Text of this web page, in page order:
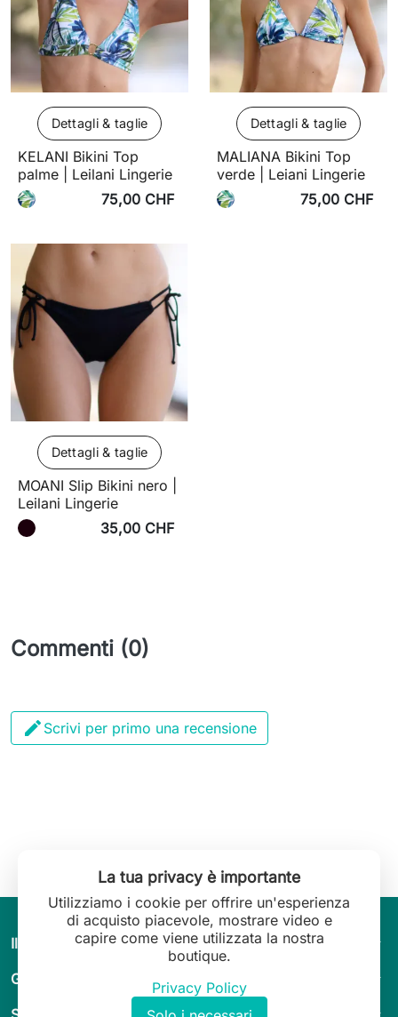
Dettagli & taglie
KELANI Bikini Top
palme | Leilani Lingerie
75,00 CHF
Dettagli & taglie
MALIANA Bikini Top
verde | Leiani Lingerie
75,00 CHF
Dettagli & taglie
MOANI Slip Bikini nero |
Leilani Lingerie
35,00 CHF
Commenti (0)
 Scrivi per primo una recensione
Il mondo di Leilani Lingerie arrow_drop_down
Guida & consigli arrow_drop_down
La tua privacy è importante
Utilizziamo i cookie per offrire un'esperienza
di acquisto piacevole, mostrare video e
capire come viene utilizzata la nostra
boutique.
Privacy Policy